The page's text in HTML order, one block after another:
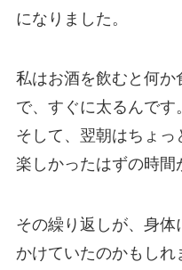
になりました。
私はお酒を飲むと何
で、すぐに太るんです。
そして、翌朝はちょっ
楽しかったはずの時間
その繰り返しが、身
かけていたのかもしれ